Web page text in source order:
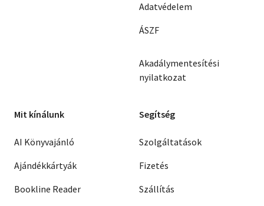
Adatvédelem
ÁSZF
Akadálymentesítési
nyilatkozat
Mit kínálunk
AI Könyvajánló
Ajándékkártyák
Bookline Reader
Segítség
Szolgáltatások
Fizetés
Szállítás